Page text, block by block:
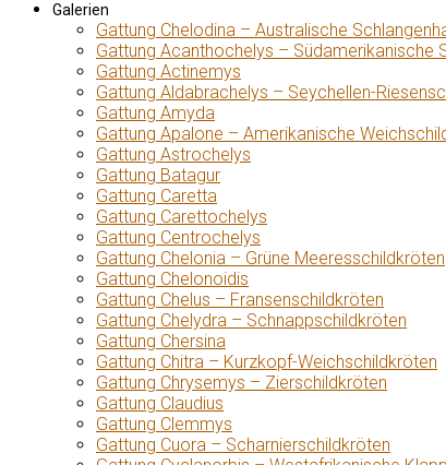
Galerien
Gattung Chelodina – Australische
Gattung Acanthochelys – Südamerikanische
Gattung Actinemys
Gattung Aldabrachelys – Seychellen-
Gattung Amyda
Gattung Apalone – Amerikanische
Gattung Astrochelys
Gattung Batagur
Gattung Caretta
Gattung Carettochelys
Gattung Centrochelys
Gattung Chelonia – Grüne Meeresschildkröten
Gattung Chelonoidis
Gattung Chelus – Fransenschildkröten
Gattung Chelydra – Schnappschildkröten
Gattung Chersina
Gattung Chitra – Kurzkopf-Weichschildkröten
Gattung Chrysemys – Zierschildkröten
Gattung Claudius
Gattung Clemmys
Gattung Cuora – Scharnierschildkröten